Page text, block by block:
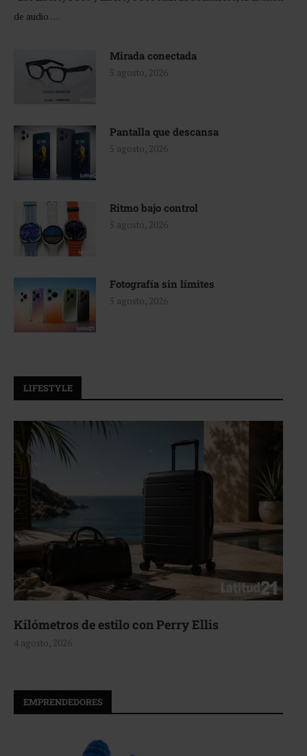
de audio …
Mirada conectada
5 agosto, 2026
Pantalla que descansa
5 agosto, 2026
Ritmo bajo control
5 agosto, 2026
Fotografía sin límites
5 agosto, 2026
LIFESTYLE
estilo con Perry Ellis
EMPRENDEDORES